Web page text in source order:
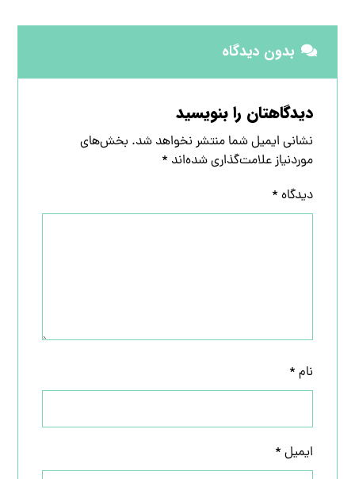
بدون دیدگاه
دیدگاهتان را بنویسید
نشانی ایمیل شما منتشر نخواهد شد. بخش‌های
موردنیاز علامت‌گذاری شده‌اند *
دیدگاه *
نام *
ایمیل *